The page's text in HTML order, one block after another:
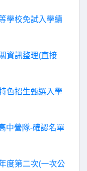
學校免試入學續
資訊整理(直接
色招生甄選入學
中營隊-確認名單
度第二次(一次公